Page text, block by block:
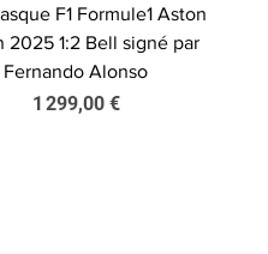
F1 Formule1 Aston
2025 1:2 Bell signé par
Fernando Alonso
Prix
1 299,00 €